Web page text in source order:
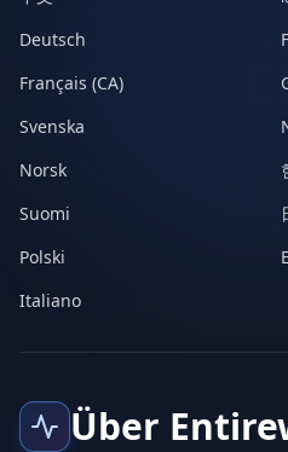
Deutsch
Français (CA)
Svenska
Norsk
Suomi
Polski
Italiano
Über